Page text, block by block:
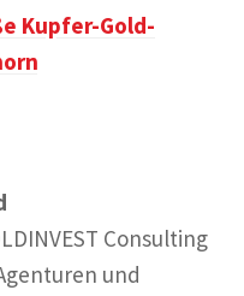
Kupfer-Gold-
Consulting
und